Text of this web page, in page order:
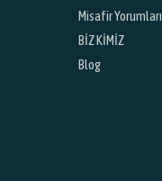
Misafir Yorumları
BİZ KİMİZ
Blog